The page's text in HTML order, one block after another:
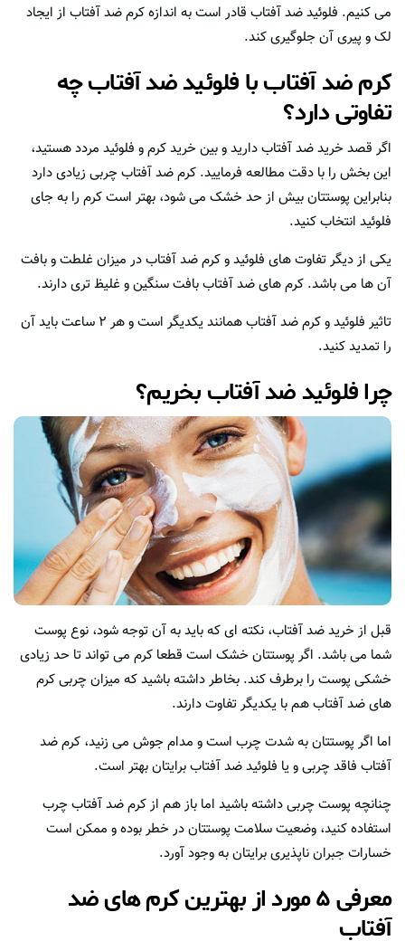
می کنیم. فلوئید ضد آفتاب قادر است به اندازه کرم ضد آفتاب از ایجاد
لک و پیری آن جلوگیری کند.
کرم ضد آفتاب با فلوئید ضد آفتاب چه
تفاوتی دارد؟
اگر قصد خرید ضد آفتاب دارید و بین خرید کرم و فلوئید مردد هستید،
این بخش را با دقت مطالعه فرمایید. کرم ضد آفتاب چربی زیادی دارد
بنابراین پوستتان بیش از حد خشک می شود، بهتر است کرم را به جای
فلوئید انتخاب کنید.
یکی از دیگر تفاوت های فلوئید و کرم ضد آفتاب در میزان غلطت و بافت
آن ها می باشد. کرم های ضد آفتاب بافت سنگین و غلیظ تری دارند.
تاثیر فلوئید و کرم ضد آفتاب همانند یکدیگر است و هر ۲ ساعت باید آن
را تمدید کنید.
چرا فلوئید ضد آفتاب بخریم؟
قبل از خرید ضد آفتاب، نکته ای که باید به آن توجه شود، نوع پوست
شما می باشد. اگر پوستتان خشک است قطعا کرم می تواند تا حد زیادی
خشکی پوست را برطرف کند. بخاطر داشته باشید که میزان چربی کرم
های ضد آفتاب هم با یکدیگر تفاوت دارند.
اما اگر پوستتان به شدت چرب است و مدام جوش می زنید، کرم ضد
آفتاب فاقد چربی و یا فلوئید ضد آفتاب برایتان بهتر است.
چنانچه پوست چربی داشته باشید اما باز هم از کرم ضد آفتاب چرب
استفاده کنید، وضعیت سلامت پوستتان در خطر بوده و ممکن است
خسارات جبران ناپذیری برایتان به وجود آورد.
معرفی ۵ مورد از بهترین کرم های ضد
آفتاب